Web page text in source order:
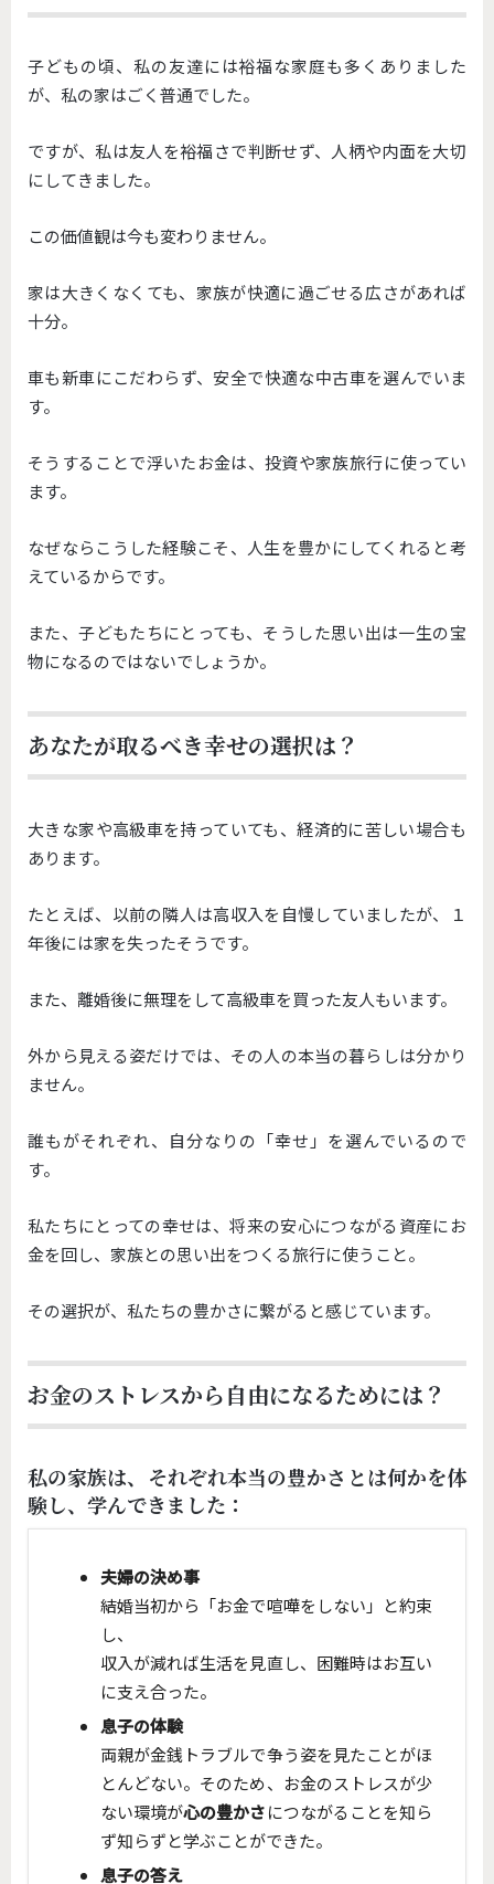
子どもの頃、私の友達には裕福な家庭も多くありました
が、 私の家はごく普通でした。
ですが、私は友人を裕福さで判断せず、 人柄や内面を大切
にしてきました。
この価値観は今も変わりません。
家は大きくなくても、家族が快適に過ごせる広さがあれば
十分。
車も新車にこだわらず、安全で快適な中古車を選んでいま
す。
そうすることで浮いたお金は、投資や家族旅行に使ってい
ます。
なぜならこうした経験こそ、 人生を豊かにしてくれると考
えているからです。
また、子どもたちにとっても、 そうした思い出は一生の宝
物になるのではないでしょうか。
あなたが取るべき幸せの選択は？
大きな家や高級車を持っていても、経済的に苦しい場合も
あります。
たとえば、以前の隣人は高収入を自慢していましたが、
１
年後には家を失ったそうです。
また、離婚後に無理をして高級車を買った友人もいます。
外から見える姿だけでは、その人の本当の暮らしは分かり
ません。
誰もがそれぞれ、自分なりの「幸せ」を選んでいるので
す。
私たちにとっての幸せは、将来の安心につながる資産にお
金を回し、 家族との思い出をつくる旅行に使うこと。
その選択が、私たちの豊かさに繋がると感じています。
お金のストレスから自由になるためには？
私の家族は、それぞれ本当の豊かさとは何かを体
験し、学んできました：
夫婦の決め事
結婚当初から「お金で喧嘩をしない」と約束
し、
収入が減れば生活を見直し、困難時はお互い
に支え合った。
息子の体験
両親が金銭トラブルで争う姿を見たことがほ
とんどない。そのため、お金のストレスが少
ない環境が心の豊かさにつながることを知ら
ず知らずと学ぶことができた。
息子の答え